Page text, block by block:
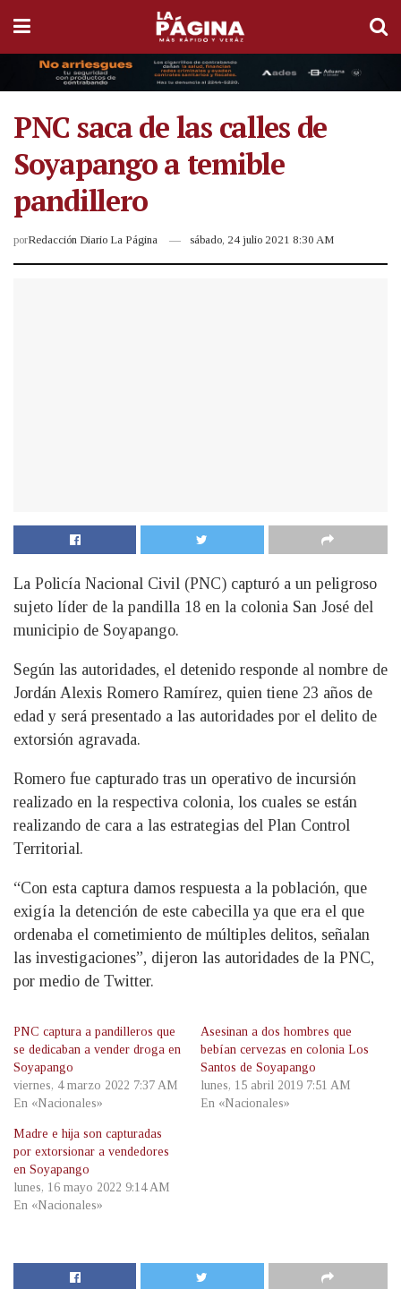
PNC saca de las calles de
Soyapango a temible
pandillero
porRedacción Diario La Página sábado, 24 julio 2021 8:30 AM
La Policía Nacional Civil (PNC) capturó a un peligroso
sujeto líder de la pandilla 18 en la colonia San José del
municipio de Soyapango.
Según las autoridades, el detenido responde al nombre de
Jordán Alexis Romero Ramírez, quien tiene 23 años de
edad y será presentado a las autoridades por el delito de
extorsión agravada.
Romero fue capturado tras un operativo de incursión
realizado en la respectiva colonia, los cuales se están
realizando de cara a las estrategias del Plan Control
Territorial.
“Con esta captura damos respuesta a la población, que
exigía la detención de este cabecilla ya que era el que
ordenaba el cometimiento de múltiples delitos, señalan
las investigaciones”, dijeron las autoridades de la PNC,
por medio de Twitter.
PNC captura a pandilleros que
se dedicaban a vender droga en
Soyapango
viernes, 4 marzo 2022 7:37 AM
En «Nacionales»
Asesinan a dos hombres que
bebían cervezas en colonia Los
Santos de Soyapango
lunes, 15 abril 2019 7:51 AM
En «Nacionales»
Madre e hija son capturadas
por extorsionar a vendedores
en Soyapango
lunes, 16 mayo 2022 9:14 AM
En «Nacionales»